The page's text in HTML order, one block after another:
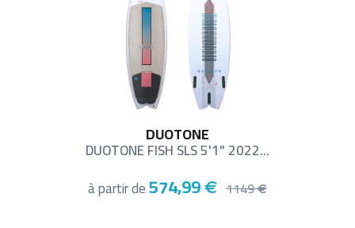
DUOTONE
DUOTONE FISH SLS 5'1" 2022...
à partir de574,99 € 1149€